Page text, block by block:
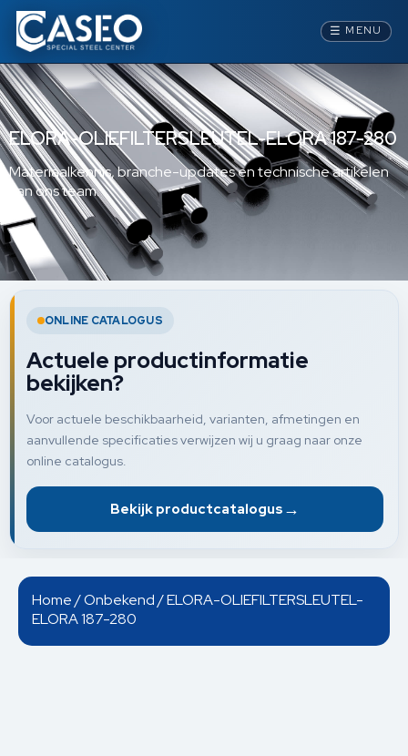
☰ MENU
ELORA-OLIEFILTERSLEUTEL-ELORA 187-280
Materiaalkennis, branche-updates en technische artikelen
van ons team.
ONLINE CATALOGUS
Actuele productinformatie
bekijken?
Voor actuele beschikbaarheid, varianten, afmetingen en
aanvullende specificaties verwijzen wij u graag naar onze
online catalogus.
Bekijk productcatalogus →
Home/Onbekend/ ELORA-OLIEFILTERSLEUTEL-
ELORA 187-280